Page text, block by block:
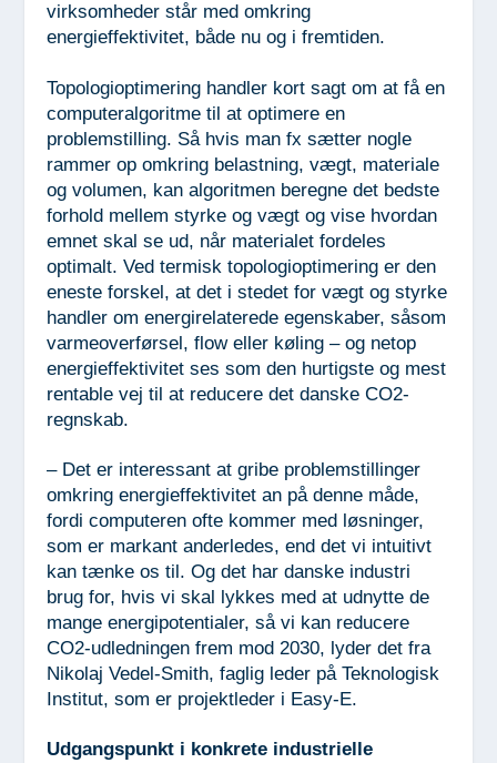
virksomheder står med omkring
energieffektivitet, både nu og i fremtiden.
Topologioptimering handler kort sagt om at få en
computeralgoritme til at optimere en
problemstilling. Så hvis man fx sætter nogle
rammer op omkring belastning, vægt, materiale
og volumen, kan algoritmen beregne det bedste
forhold mellem styrke og vægt og vise hvordan
emnet skal se ud, når materialet fordeles
optimalt. Ved termisk topologioptimering er den
eneste forskel, at det i stedet for vægt og styrke
handler om energirelaterede egenskaber, såsom
varmeoverførsel, flow eller køling – og netop
energieffektivitet ses som den hurtigste og mest
rentable vej til at reducere det danske CO2-
regnskab.
– Det er interessant at gribe problemstillinger
omkring energieffektivitet an på denne måde,
fordi computeren ofte kommer med løsninger,
som er markant anderledes, end det vi intuitivt
kan tænke os til. Og det har danske industri
brug for, hvis vi skal lykkes med at udnytte de
mange energipotentialer, så vi kan reducere
CO2-udledningen frem mod 2030, lyder det fra
Nikolaj Vedel-Smith, faglig leder på Teknologisk
Institut, som er projektleder i Easy-E.
Udgangspunkt i konkrete industrielle